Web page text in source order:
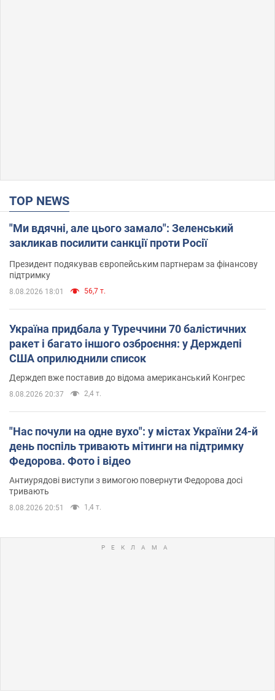
TOP NEWS
"Ми вдячні, але цього замало": Зеленський
закликав посилити санкції проти Росії
Президент подякував європейським партнерам за фінансову
підтримку
8.08.2026 18:01 56,7 т.
Україна придбала у Туреччини 70 балістичних
ракет і багато іншого озброєння: у Держдепі
США оприлюднили список
Держдеп вже поставив до відома американський Конгрес
8.08.2026 20:37 2,4 т.
"Нас почули на одне вухо": у містах України 24-й
день поспіль тривають мітинги на підтримку
Федорова. Фото і відео
Антиурядові виступи з вимогою повернути Федорова досі
тривають
8.08.2026 20:51 1,4 т.